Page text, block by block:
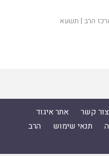
הרב | תשעא
צור קשר
אתר איגוד
תנאי שימוש
הרב